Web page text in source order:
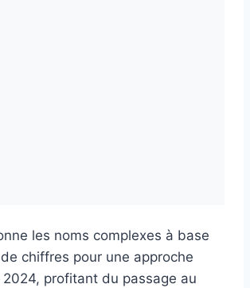
les noms complexes à base
chiffres pour une approche
profitant du passage au